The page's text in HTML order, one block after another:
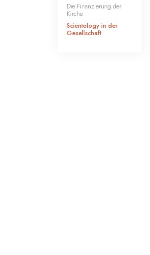
Die Finanzierung der
Kirche
Scientology in der
Gesellschaft